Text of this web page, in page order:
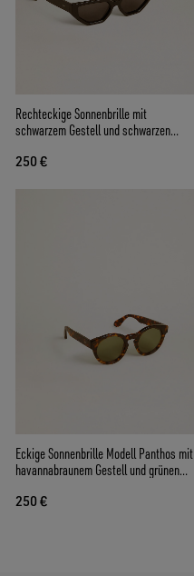
Rechteckige Sonnenbrille mit
schwarzem Gestell und schwarzen
250 €
Eckige Sonnenbrille Modell Panthos mit
havannabraunem Gestell und grünen
250 €